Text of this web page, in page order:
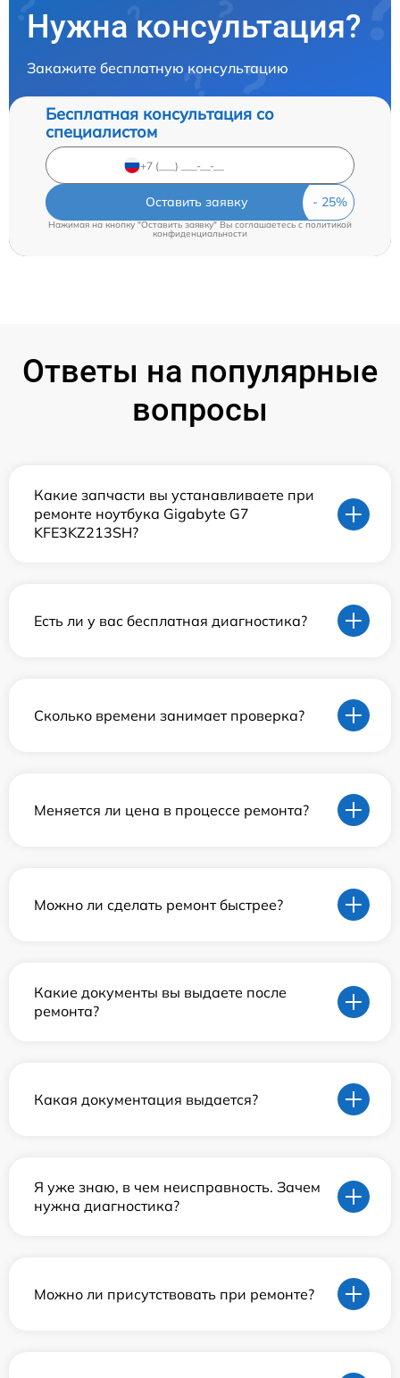
Нужна консультация?
Закажите бесплатную консультацию
Бесплатная консультация со
специалистом
Оставить заявку
Нажимая на кнопку "Оставить заявку" Вы соглашаетесь c политикой
конфиденциальности
Ответы на популярные
вопросы
Какие запчасти вы устанавливаете при
ремонте ноутбука Gigabyte G7
KFE3KZ213SH?
Есть ли у вас бесплатная диагностика?
Сколько времени занимает проверка?
Меняется ли цена в процессе ремонта?
Можно ли сделать ремонт быстрее?
Какие документы вы выдаете после
ремонта?
Какая документация выдается?
Я уже знаю, в чем неисправность. Зачем
нужна диагностика?
Можно ли присутствовать при ремонте?